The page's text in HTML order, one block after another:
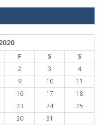
F S
S
2 3
4
9 10
11
16 17
18
23 24
25
30 31